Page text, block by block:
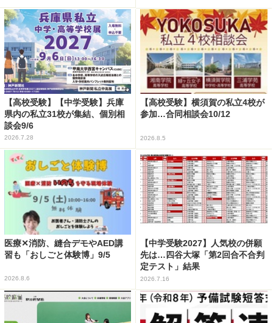
【高校受験】【中学受験】兵庫
県内の私立31校が集結、個別相
談会9/6
2026.7.28
【高校受験】横須賀の私立4校が
参加…合同相談会10/12
2026.8.5
医療✕消防、縫合デモやAED講
習も「おしごと体験博」9/5
2026.8.6
【中学受験2027】人気校の併願
先は…四谷大塚「第2回合不合判
定テスト」結果
2026.7.16